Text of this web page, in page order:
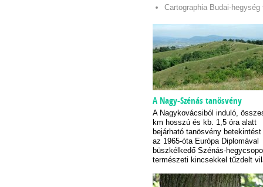
Cartographia Budai-
A Nagy-Szénás tanösvény
A Nagykovácsiból induló,
km hosszú és kb. 1,5 óra alatt
bejárható tanösvény
az 1965-óta Európa Diplomával
büszkélkedő Szénás-
természeti kincsekkel tűzdelt